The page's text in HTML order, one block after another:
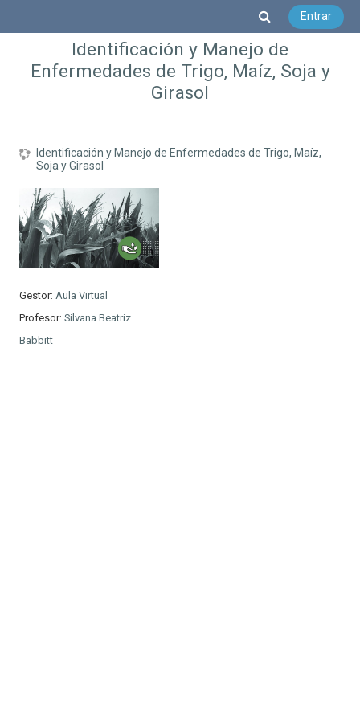
Selector de
Entrar
Identificación y Manejo de
Enfermedades de Trigo, Maíz, Soja y
Girasol
Identificación y Manejo de Enfermedades de Trigo, Maíz,
Soja y Girasol
Gestor:Aula Virtual
Profesor:Silvana Beatriz
Babbitt